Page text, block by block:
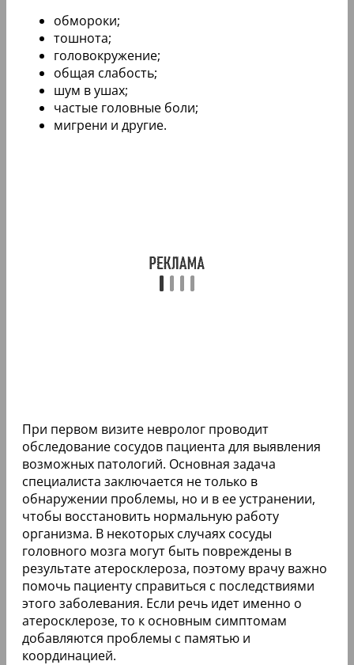
обмороки;
тошнота;
головокружение;
общая слабость;
шум в ушах;
частые головные боли;
мигрени и другие.
При первом визите невролог проводит
обследование сосудов пациента для выявления
возможных патологий. Основная задача
специалиста заключается не только в
обнаружении проблемы, но и в ее устранении,
чтобы восстановить нормальную работу
организма. В некоторых случаях сосуды
головного мозга могут быть повреждены в
результате атеросклероза, поэтому врачу важно
помочь пациенту справиться с последствиями
этого заболевания. Если речь идет именно о
атеросклерозе, то к основным симптомам
добавляются проблемы с памятью и
координацией.